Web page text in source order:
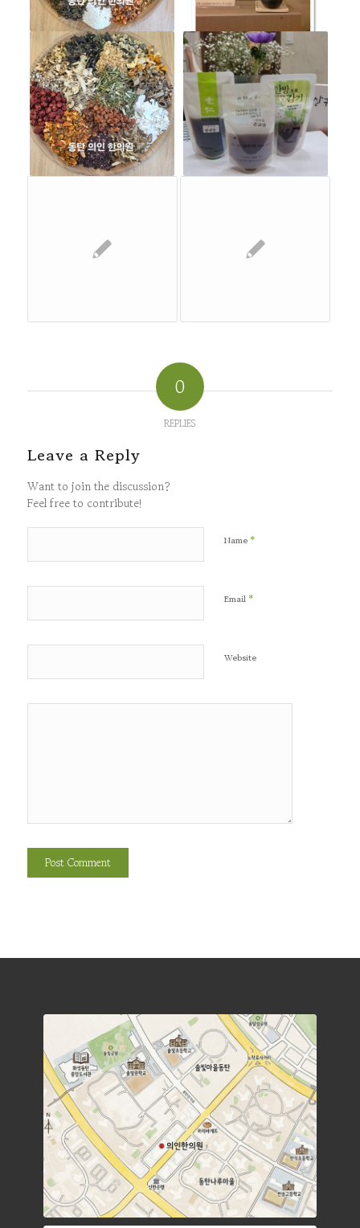
0
REPLIES
Leave a Reply
Want to join the discussion?
Feel free to contribute!
Name *
Email *
Website